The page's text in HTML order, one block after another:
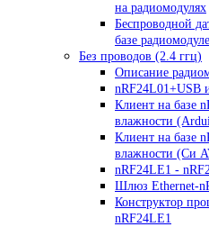
на радиомодулях
Беспроводной
базе
Без проводов (2.4 ггц)
Описание
nRF24L01+USB
Клиент на базе
влажности
Клиент на базе
влажности (Си
nRF24LE1 -
Шлюз Ethernet-
Конструктор
nRF24LE1